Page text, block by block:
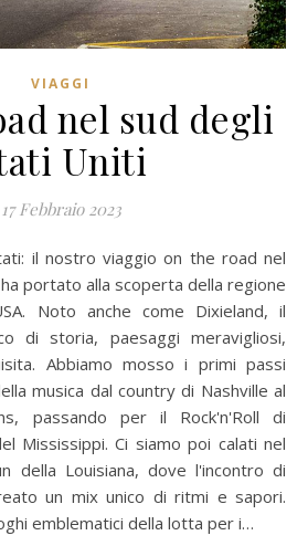
VIAGGI
nel sud degli
Uniti
17 Febbraio 2023
portato alla scoperta della regione
Noto anche come Dixieland, il
di storia, paesaggi meravigliosi,
Abbiamo mosso i primi passi
musica dal country di Nashville al
passando per il Rock'n'Roll di
Mississippi. Ci siamo poi calati nel
della Louisiana, dove l'incontro di
un mix unico di ritmi e sapori.
emblematici della lotta per i…